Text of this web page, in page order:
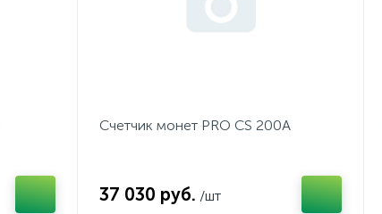
Счетчик монет PRO CS 200А
37 030 руб. /шт